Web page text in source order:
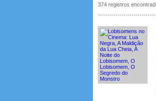
374 registros